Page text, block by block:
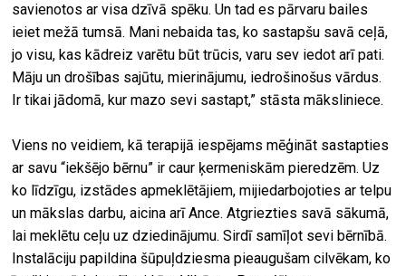
savienotos ar visa dzīvā spēku. Un tad es pārvaru bailes
ieiet mežā tumsā. Mani nebaida tas, ko sastapšu savā ceļā,
jo visu, kas kādreiz varētu būt trūcis, varu sev iedot arī pati.
Māju un drošības sajūtu, mierinājumu, iedrošinošus vārdus.
Ir tikai jādomā, kur mazo sevi sastapt,” stāsta māksliniece.
Viens no veidiem, kā terapijā iespējams mēģināt sastapties
ar savu “iekšējo bērnu” ir caur ķermeniskām pieredzēm. Uz
ko līdzīgu, izstādes apmeklētājiem, mijiedarbojoties ar telpu
un mākslas darbu, aicina arī Ance. Atgriezties savā sākumā,
lai meklētu ceļu uz dziedinājumu. Sirdī samīļot sevi bērnībā.
Instalāciju papildina šūpuļdziesma pieaugušam cilvēkam, ko